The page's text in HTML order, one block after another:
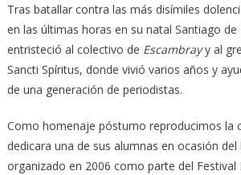
Tras batallar contra las más disímiles
en las últimas horas en su natal Santiago de
entristeció al colectivo de Escambray y al
Sancti Spíritus, donde vivió varios años y
de una generación de periodistas.
Como homenaje póstumo reproducimos la
dedicara una de sus alumnas en ocasión
organizado en 2006 como parte del Festival